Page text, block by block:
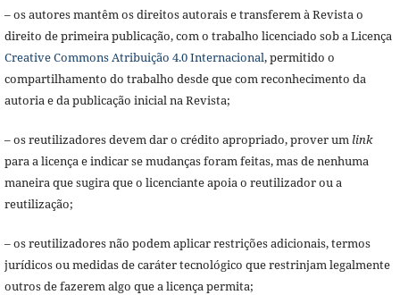
– os autores mantêm os direitos autorais e transferem à Revista o
direito de primeira publicação, com o trabalho licenciado sob a Licença
Creative Commons Atribuição 4.0 Internacional, permitido o
compartilhamento do trabalho desde que com reconhecimento da
autoria e da publicação inicial na Revista;
– os reutilizadores devem dar o crédito apropriado, prover um link
para a licença e indicar se mudanças foram feitas, mas de nenhuma
maneira que sugira que o licenciante apoia o reutilizador ou a
reutilização;
– os reutilizadores não podem aplicar restrições adicionais, termos
jurídicos ou medidas de caráter tecnológico que restrinjam legalmente
outros de fazerem algo que a licença permita;